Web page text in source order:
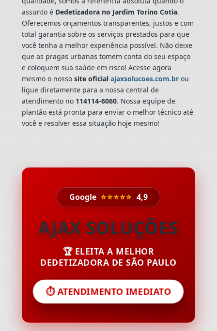
assunto é Dedetizadora no Jardim Torino Cotia.
Oferecemos orçamentos transparentes, justos e com
total garantia sobre os serviços prestados para que
você tenha a melhor experiência possível. Não deixe
que as pragas urbanas tomem conta do seu espaço
e coloquem sua saúde em risco! Acesse agora
mesmo o nossosite oficial ajaxsolucoes.com.brou
ligue diretamente para a nossa central de
atendimento no 114114-6060. Nossa equipe de
plantão está pronta para enviar o melhor técnico até
você e resolver essa situação hoje mesmo!
Google ⭐⭐⭐⭐⭐ 4,9
AJAX SOLUÇÕES
🏆 ELEITA A MELHOR
DEDETIZADORA DE SÃO PAULO
⏱️ ATENDIMENTO IMEDIATO